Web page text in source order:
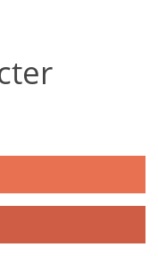
d’ici - Fonds
ons